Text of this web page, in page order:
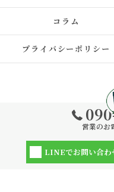
営業のお
LINEでお問い合わ
コラム
プライバシーポリシー
© 2026 福岡県福岡市中央